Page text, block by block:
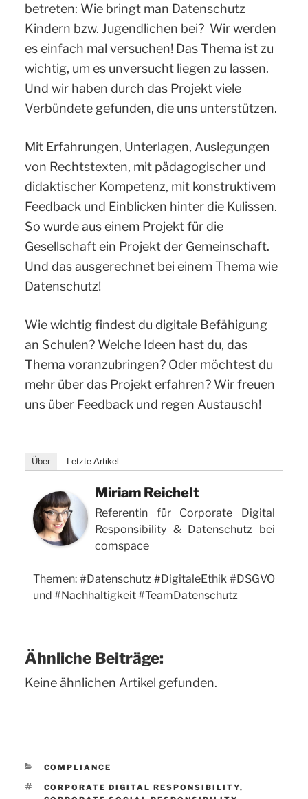
betreten: Wie bringt man Datenschutz
Kindern bzw. Jugendlichen bei? Wir werden
es einfach mal versuchen! Das Thema ist zu
wichtig, um es unversucht liegen zu lassen.
Und wir haben durch das Projekt viele
Verbündete gefunden, die uns unterstützen.
Mit Erfahrungen, Unterlagen, Auslegungen
von Rechtstexten, mit pädagogischer und
didaktischer Kompetenz, mit konstruktivem
Feedback und Einblicken hinter die Kulissen.
So wurde aus einem Projekt für die
Gesellschaft ein Projekt der Gemeinschaft.
Und das ausgerechnet bei einem Thema wie
Datenschutz!
Wie wichtig findest du digitale Befähigung
an Schulen? Welche Ideen hast du, das
Thema voranzubringen? Oder möchtest du
mehr über das Projekt erfahren? Wir freuen
uns über Feedback und regen Austausch!
Über Letzte Artikel
Miriam Reichelt
Referentin für Corporate Digital
Responsibility & Datenschutz bei
comspace
Themen: #Datenschutz #DigitaleEthik #DSGVO
und #Nachhaltigkeit #TeamDatenschutz
Ähnliche Beiträge:
Keine ähnlichen Artikel gefunden.
KATEGORIEN
COMPLIANCE
SCHLAGWÖRTER
CORPORATE DIGITAL RESPONSIBILITY,